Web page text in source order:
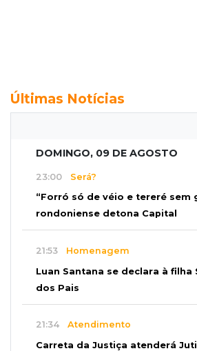
Últimas Notícias
DOMINGO, 09 DE AGOSTO
23:00 Será?
“Forró só de véio e tereré sem
rondoniense detona Capital
21:53 Homenagem
Luan Santana se declara à filha
dos Pais
21:34 Atendimento
Carreta da Justiça atenderá